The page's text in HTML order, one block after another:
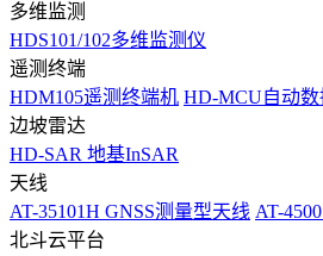
多维监测
HDS101/102多维监测仪
遥测终端
HDM105遥测终端机 HD-MCU自动数
边坡雷达
HD-SAR 地基InSAR
天线
AT-35101H GNSS测量型天线 AT-
北斗云平台